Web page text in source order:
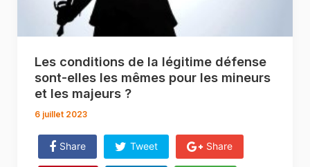
Les conditions de la légitime défense
sont-elles les mêmes pour les mineurs
et les majeurs ?
6 juillet 2023
Share Tweet Share